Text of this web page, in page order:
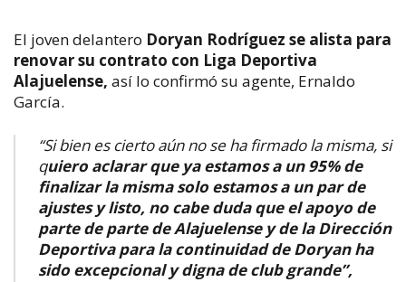
El joven delantero Doryan Rodríguez se alista para
renovar su contrato con Liga Deportiva
Alajuelense, así lo confirmó su agente, Ernaldo
García.
“Si bien es cierto aún no se ha firmado la misma, si
quiero aclarar que ya estamos a un 95% de
finalizar la misma solo estamos a un par de
ajustes y listo, no cabe duda que el apoyo de
parte de parte de Alajuelense y de la Dirección
Deportiva para la continuidad de Doryan ha
sido excepcional y digna de club grande”,